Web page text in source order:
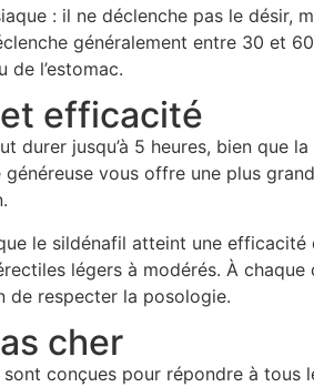
: il ne déclenche pas le désir,
généralement entre 30 et
de l’estomac.
et efficacité
durer jusqu’à 5 heures, bien que
vous offre une plus
le sildénafil atteint une efficacité
légers à modérés. À chaque
de respecter la posologie.
cher
conçues pour répondre à tous